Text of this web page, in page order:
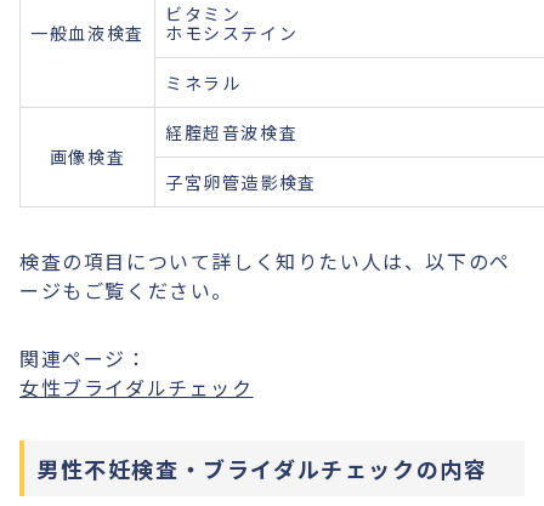
一般血液検査
ビタミン
ホモシステイン
ミネラル
画像検査
経腟超音波検査
子宮卵管造影検査
検査の項目について詳しく知りたい人は、以下のペ
ージもご覧ください。
関連ページ：
女性ブライダルチェック
男性不妊検査・ブライダルチェックの内容